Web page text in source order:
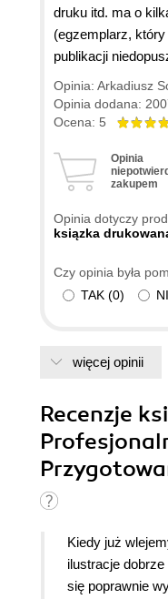
druku itd. ma o
(egzemplarz, który
publikacji
Opinia: Arkadiusz
Opinia dodana:
Ocena: 5
Opinia
zakupem
Opinia dotyczy
ksiązka
Czy opinia była
TAK (0)
więcej opinii
Recenzje
Kiedy już
ilustracje dobrze
się poprawnie